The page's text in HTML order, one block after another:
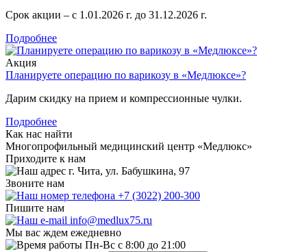
Срок акции – с 1.01.2026 г. до 31.12.2026 г.
Подробнее
Акция
Планируете операцию по варикозу в «Медлюксе»?
Дарим скидку на прием и компрессионные чулки.
Подробнее
Как нас найти
Многопрофильный медицинский центр «Медлюкс»
Приходите к нам
г. Чита, ул. Бабушкина, 97
Звоните нам
+7 (3022) 200-300
Пишите нам
info@medlux75.ru
Мы вас ждем ежедневно
Пн-Вс с 8:00 до 21:00